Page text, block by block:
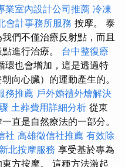
業室內設計公司推薦 冷凍
會計事務所服務 按摩。 泰
們不僅治療反射點，而且
進行治療。 台中整復療
環也會增加，這是透過特
向心臟）的運動產生的。
務推薦 戶外婚禮外燴解決
土葬費用詳細分析 從東
直是自然療法的一部分。
社 高雄徵信社推薦 有效除
新北按摩服務 享受基於專為
方按摩。 這種方法激起